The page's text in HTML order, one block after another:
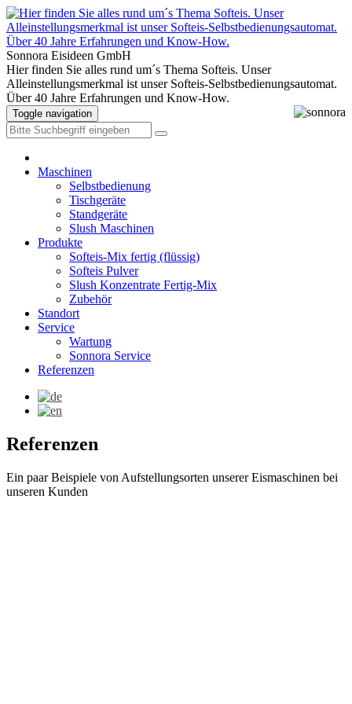
Sonnora Eisideen GmbH
Hier finden Sie alles rund um´s Thema Softeis. Unser
Alleinstellungsmerkmal ist unser Softeis-Selbstbedienungsautomat.
Über 40 Jahre Erfahrungen und Know-How.
Toggle navigation
Maschinen
Selbstbedienung
Tischgeräte
Standgeräte
Slush Maschinen
Produkte
Softeis-Mix fertig (flüssig)
Softeis Pulver
Slush Konzentrate Fertig-Mix
Zubehör
Standort
Service
Wartung
Sonnora Service
Referenzen
Referenzen
Ein paar Beispiele von Aufstellungsorten unserer Eismaschinen bei
unseren Kunden